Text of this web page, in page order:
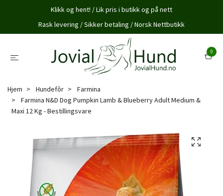
Klikk og hent! / Lik pris i butikk og på nett
Rask levering / Sikker betaling / Norsk Nettbutikk
0
Hjem Hundefôr
Farmina
Farmina N&D Dog Pumpkin Lamb & Blueberry Adult Medium &
Maxi 12 Kg - Bestillingsvare